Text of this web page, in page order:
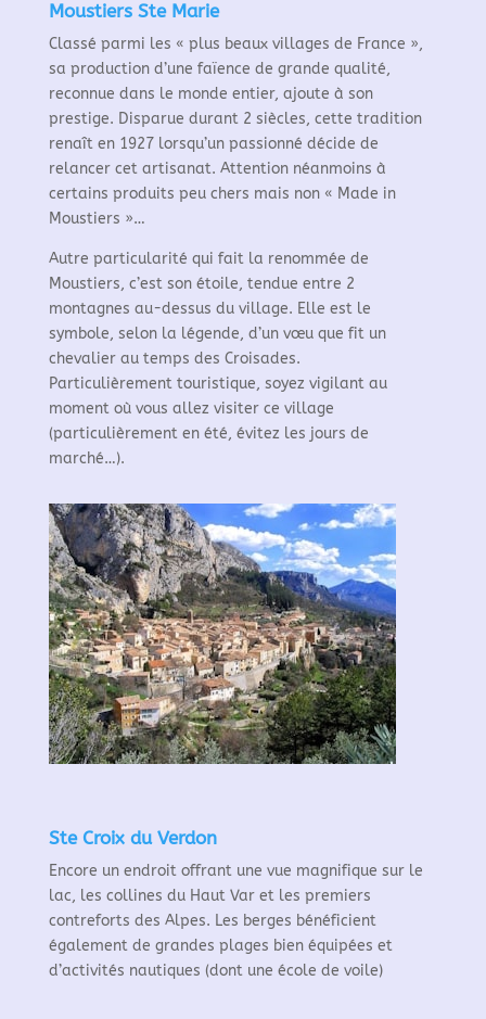
Moustiers Ste Marie
Classé parmi les « plus beaux villages de France »,
sa production d’une faïence de grande qualité,
reconnue dans le monde entier, ajoute à son
prestige. Disparue durant 2 siècles, cette tradition
renaît en 1927 lorsqu’un passionné décide de
relancer cet artisanat. Attention néanmoins à
certains produits peu chers mais non « Made in
Moustiers »…
Autre particularité qui fait la renommée de
Moustiers, c’est son étoile, tendue entre 2
montagnes au-dessus du village. Elle est le
symbole, selon la légende, d’un vœu que fit un
chevalier au temps des Croisades.
Particulièrement touristique, soyez vigilant au
moment où vous allez visiter ce village
(particulièrement en été, évitez les jours de
marché…).
Ste Croix du Verdon
Encore un endroit offrant une vue magnifique sur le
lac, les collines du Haut Var et les premiers
contreforts des Alpes. Les berges bénéficient
également de grandes plages bien équipées et
d’activités nautiques (dont une école de voile)